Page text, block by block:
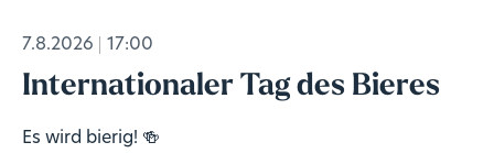
7.8.2026 17:00
Internationaler Tag des Bieres
Es wird bierig! 🍻